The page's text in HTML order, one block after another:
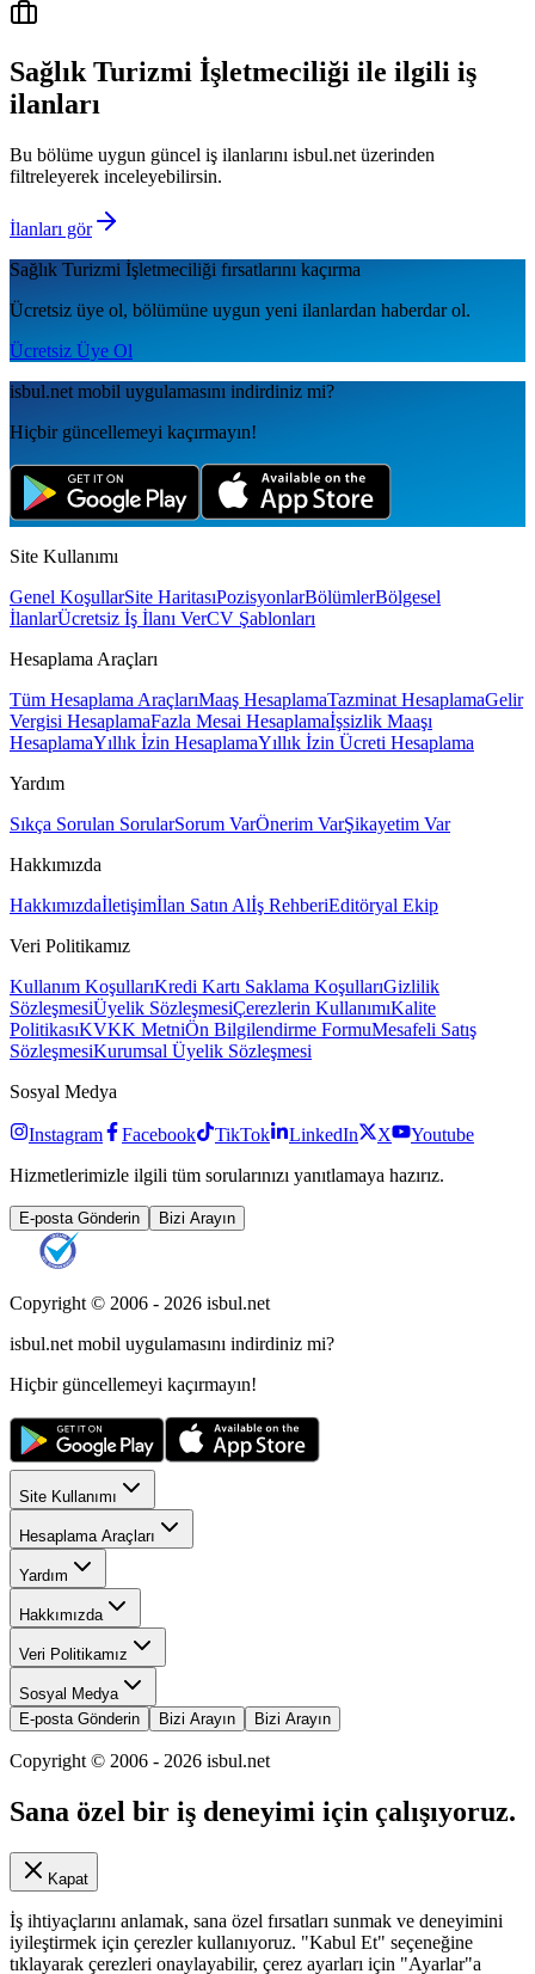
Sağlık Turizmi İşletmeciliği ile ilgili iş
ilanları
Bu bölüme uygun güncel iş ilanlarını isbul.net üzerinden
filtreleyerek inceleyebilirsin.
İlanları gör
Sağlık Turizmi İşletmeciliği fırsatlarını kaçırma
Ücretsiz üye ol, bölümüne uygun yeni ilanlardan haberdar ol.
Ücretsiz Üye Ol
isbul.net mobil uygulamаsını indirdiniz mi?
Hiçbir güncellemeyi kaçırmayın!
Site Kullanımı
Genel KoşullarSite HaritasıPozisyonlarBölümlerBölgesel
İlanlarÜcretsiz İş İlanı VerCV Şablonları
Hesaplama Araçları
Tüm Hesaplama AraçlarıMaaş HesaplamaTazminat HesaplamaGelir
Vergisi HesaplamaFazla Mesai Hesaplamaİşsizlik Maaşı
HesaplamaYıllık İzin HesaplamaYıllık İzin Ücreti Hesaplama
Yardım
Sıkça Sorulan SorularSorum VarÖnerim VarŞikayetim Var
Hakkımızda
Hakkımızdaİletişimİlan Satın Alİş RehberiEditöryal Ekip
Veri Politikamız
Kullanım KoşullarıKredi Kartı Saklama KoşullarıGizlilik
SözleşmesiÜyelik SözleşmesiÇerezlerin KullanımıKalite
PolitikasıKVKK MetniÖn Bilgilendirme FormuMesafeli Satış
SözleşmesiKurumsal Üyelik Sözleşmesi
Sosyal Medya
Instagram Facebook TikTok LinkedIn X
Youtube
Hizmetlerimizle ilgili tüm sorularınızı yanıtlamaya hazırız.
E-posta Gönderin Bizi Arayın
Copyright © 2006 - 2026 isbul.net
isbul.net mobil uygulamasını indirdiniz mi?
Hiçbir güncellemeyi kaçırmayın!
Site Kullanımı
Hesaplama Araçları
Yardım
Hakkımızda
Veri Politikamız
Sosyal Medya
E-posta Gönderin
Bizi Arayın Bizi Arayın
Copyright © 2006 - 2026 isbul.net
Sana özel bir iş deneyimi için çalışıyoruz.
Kapat
İş ihtiyaçlarını anlamak, sana özel fırsatları sunmak ve deneyimini
iyileştirmek için çerezler kullanıyoruz. "Kabul Et" seçeneğine
tıklayarak çerezleri onaylayabilir, çerez ayarları için "Ayarlar"a